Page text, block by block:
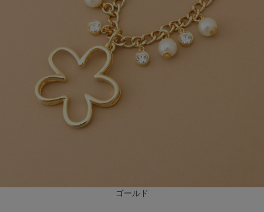
ゴールド